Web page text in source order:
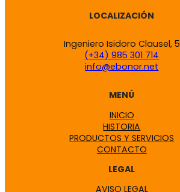
LOCALIZACIÓN
Ingeniero Isidoro Clausel, 5
(+34) 985 301 714
info@ebonor.net
MENÚ
INICIO
HISTORIA
PRODUCTOS Y SERVICIOS
CONTACTO
LEGAL
AVISO LEGAL